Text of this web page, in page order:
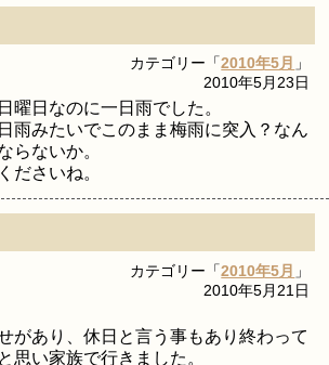
カテゴリー「2010年5月 」
2010年5月23日
曜日なのに一日雨でした。
雨みたいでこのまま梅雨に突入？なん
らないか。
ださいね。
カテゴリー「2010年5月 」
2010年5月21日
があり、休日と言う事もあり終わって
思い家族で行きました。